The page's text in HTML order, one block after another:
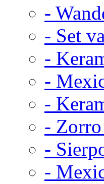
-
- Set
-
-
-
-
-
-